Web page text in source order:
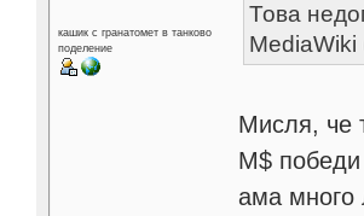
кашик с гранатомет в танково
поделение
Това
MediaWiki
Мисля, че
М$
ама много